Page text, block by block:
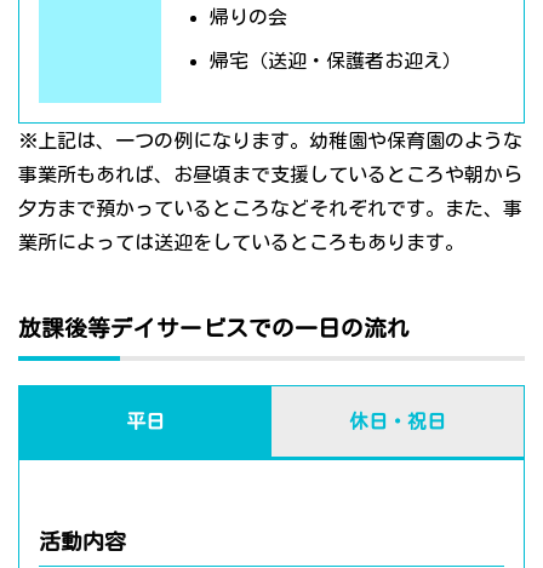
帰りの会
帰宅（送迎・保護者お迎え）
※上記は、一つの例になります。幼稚園や保育園のような
事業所もあれば、お昼頃まで支援しているところや朝から
夕方まで預かっているところなどそれぞれです。また、事
業所によっては送迎をしているところもあります。
放課後等デイサービスでの一日の流れ
平日 休日・祝日
活動内容